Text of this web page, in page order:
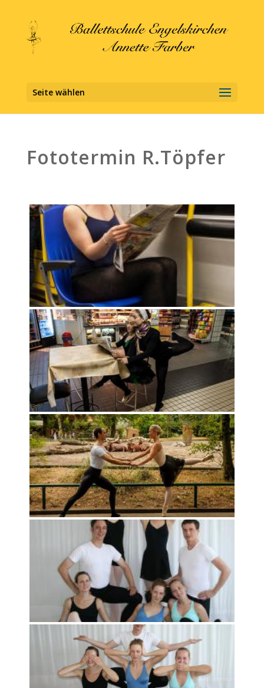
Seite wählen
Fototermin R.Töpfer